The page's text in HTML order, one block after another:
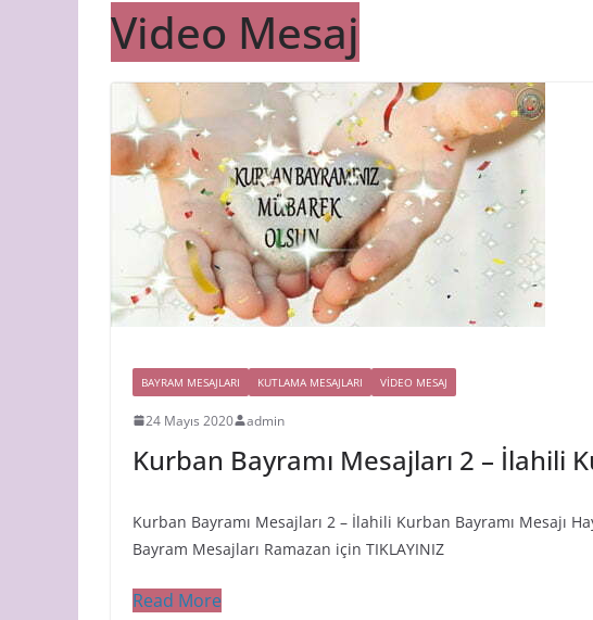
Video Mesaj
BAYRAM MESAJLARI KUTLAMA MESAJLARI VIDEO MESAJ
24 Mayıs 2020 admin
Kurban Bayramı Mesajları 2 – İlahili
Kurban Bayramı Mesajları 2 – İlahili Kurban Bayramı Mesajı
Bayram Mesajları Ramazan için TIKLAYINIZ
Read More